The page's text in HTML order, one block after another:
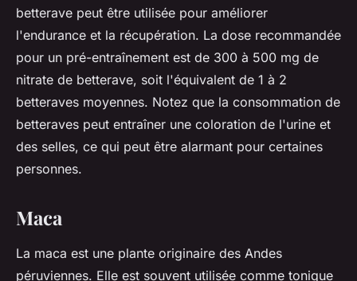
betterave peut être utilisée pour améliorer
l'endurance et la récupération. La dose recommandée
pour un pré-entraînement est de 300 à 500 mg de
nitrate de betterave, soit l'équivalent de 1 à 2
betteraves moyennes. Notez que la consommation de
betteraves peut entraîner une coloration de l'urine et
des selles, ce qui peut être alarmant pour certaines
personnes.
Maca
La maca est une plante originaire des Andes
péruviennes. Elle est souvent utilisée comme tonique